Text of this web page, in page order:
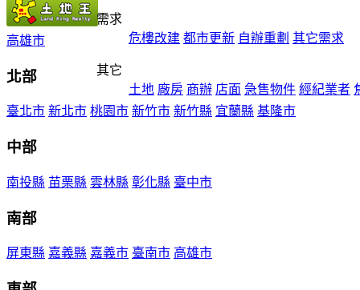
需求
危樓改建 都市更新 自辦重劃 其它需求
其它
土地 廠房 商辦 店面 急售物件 經紀業者
高雄市
北部
臺北市 新北市 桃園市 新竹市 新竹縣 宜蘭縣 基隆市
中部
南投縣 苗栗縣 雲林縣 彰化縣 臺中市
南部
屏東縣 嘉義縣 嘉義市 臺南市 高雄市